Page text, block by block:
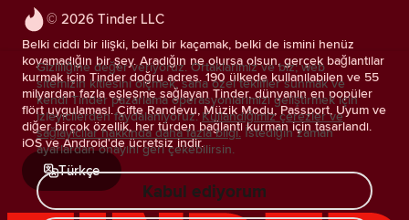
© 2026 Tinder LLC
Belki ciddi bir ilişki, belki bir kaçamak, belki de ismini henüz
koyamadığın bir şey. Aradığın ne olursa olsun, gerçek bağlantılar
kurmak için Tinder doğru adres. 190 ülkede kullanılabilen ve 55
milyardan fazla eşleşme sağlayan Tinder, dünyanın en popüler
flört uygulaması. Çifte Randevu, Müzik Modu, Passport, Uyum ve
diğer birçok özellik, her türden bağlantı kurman için tasarlandı.
iOS ve Android'de ücretsiz indir.
Türkçe
Gizliliğine değer veriyoruz. Ortaklarımız ve biz; web
sitemizin kitlesini ölçmek, sana özel teklifler sunmak ve
kendi Tinder pazarlama operasyonlarımızı geliştirmek için
izleyicilerden faydalanıyoruz. Kullandığımız çerezler ve
sağlayıcılar hakkında daha fazla bilgi. İstediğin zaman
ayarlardan onayını geri çekebilirsin.
Kabul ediyorum